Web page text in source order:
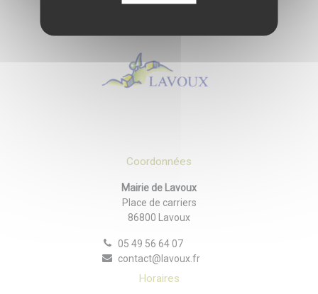
Coordonnées
Mairie de Lavoux
Place de carriers
86800 Lavoux
05 49 56 64 07
contact@lavoux.fr
Horaires